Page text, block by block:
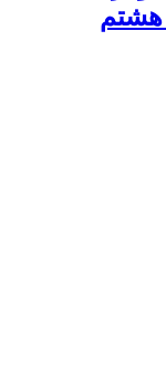
هشتم